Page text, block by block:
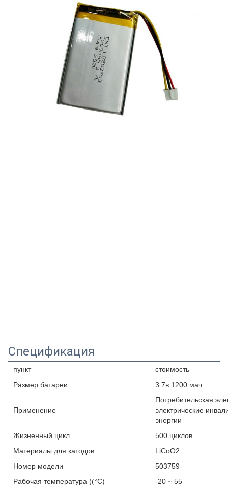
Спецификация
пункт
стоимость
Размер батареи
3.7в 1200 мач
Применение
Потребительская
электрические
энергии
Жизненный цикл
500 циклов
Материалы для катодов
LiCoO2
Номер модели
503759
Рабочая температура ((°C)
-20 ~ 55